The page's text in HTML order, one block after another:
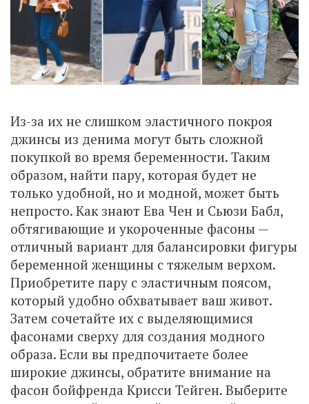
Из-за их не слишком эластичного покроя
джинсы из денима могут быть сложной
покупкой во время беременности. Таким
образом, найти пару, которая будет не
только удобной, но и модной, может быть
непросто. Как знают Ева Чен и Сьюзи Бабл,
обтягивающие и укороченные фасоны —
отличный вариант для балансировки фигуры
беременной женщины с тяжелым верхом.
Приобретите пару с эластичным поясом,
который удобно обхватывает ваш живот.
Затем сочетайте их с выделяющимися
фасонами сверху для создания модного
образа. Если вы предпочитаете более
широкие джинсы, обратите внимание на
фасон бойфренда Крисси Тейген. Выберите